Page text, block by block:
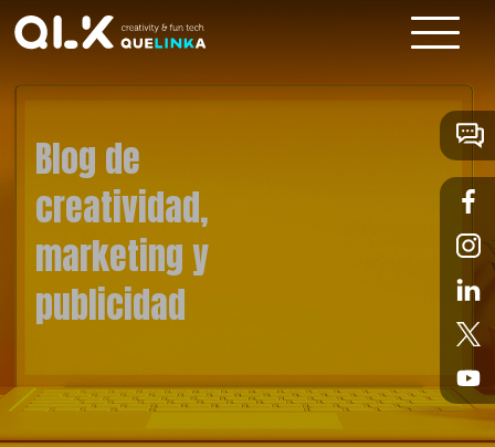
Blog de
creatividad,
marketing y
publicidad